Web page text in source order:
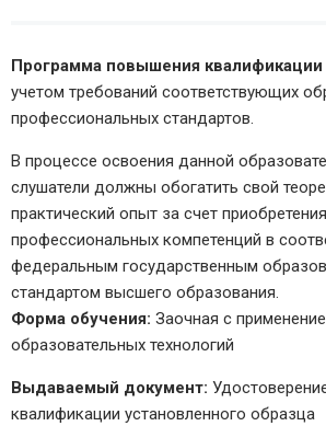
Программа повышения квалификации
учетом требований соответствующих
профессиональных стандартов.
В процессе освоения данной
слушатели должны обогатить свой
практический опыт за счет
профессиональных компетенций в
федеральным государственным
стандартом высшего образования.
Форма обучения: Заочная с
образовательных технологий
Выдаваемый документ:
квалификации установленного образца